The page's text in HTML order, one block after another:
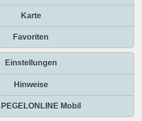
Karte
Favoriten
Einstellungen
Hinweise
Mobil